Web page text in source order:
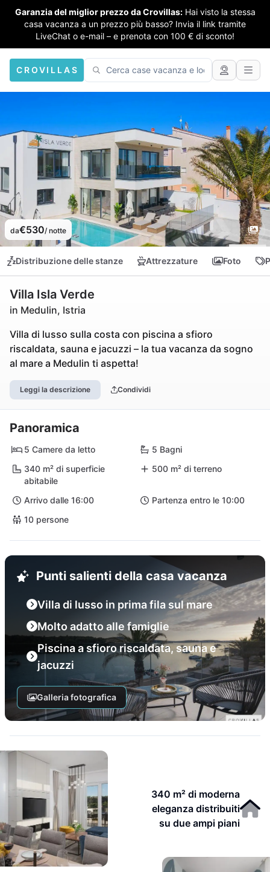
Garanzia del miglior prezzo da Crovillas: Hai visto la stessa
casa vacanza a un prezzo più basso? Invia il link tramite
LiveChat o e-mail – e prenota con 100 € di sconto!
CROVILLAS
da€530/ notte
Distribuzione delle stanze Attrezzature Foto
Villa Isla Verde
in Medulin, Istria
Villa di lusso sulla costa con piscina a sfioro
riscaldata, sauna e jacuzzi – la tua vacanza da sogno
al mare a Medulin ti aspetta!
Leggi la descrizione Condividi
Panoramica
5 Camere da letto
5 Bagni
340 m² di superficie
abitabile
500 m² di terreno
Arrivo dalle 16:00
Partenza entro le 10:00
10 persone
Punti salienti della casa vacanza
Villa di lusso in prima fila sul mare
Molto adatto alle famiglie
Piscina a sfioro riscaldata, sauna e
jacuzzi
Galleria fotografica
340 m² di moderna
eleganza distribuiti
su due ampi piani